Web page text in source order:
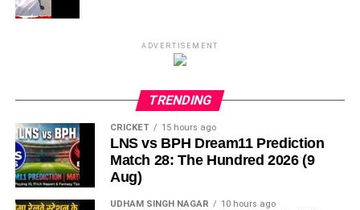
ADVERTISEMENT
TRENDING
CRICKET 15 hours ago
LNS vs BPH Dream11 Prediction
Match 28: The Hundred 2026 (9
Aug)
UDHAM SINGH NAGAR 10 hours ago